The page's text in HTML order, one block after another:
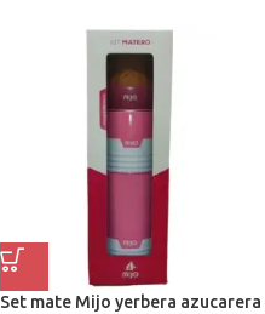
Set mate Mijo yerbera azucarera